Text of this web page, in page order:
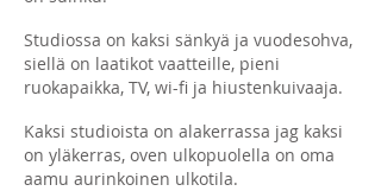
Studiossa on kaksi sänkyä ja vuodesohva,
siellä on laatikot vaatteille, pieni
ruokapaikka, TV, wi-fi ja hiustenkuivaaja.
Kaksi studioista on alakerrassa jag kaksi
on yläkerras, oven ulkopuolella on oma
aamu aurinkoinen ulkotila.